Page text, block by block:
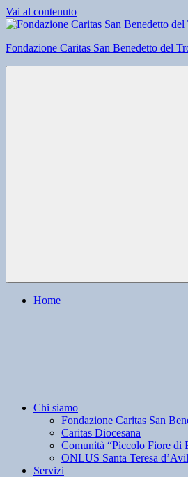
Vai al contenuto
Fondazione Caritas San Benedetto del
Home
Chi siamo
Fondazione Caritas San
Caritas Diocesana
Comunità “Piccolo Fiore di
ONLUS Santa Teresa
Servizi